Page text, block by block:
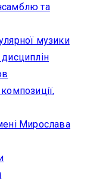
та
музики
Мирослава